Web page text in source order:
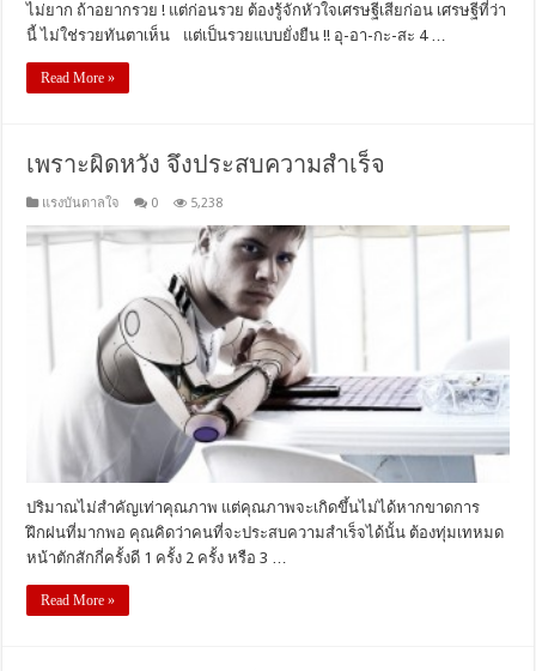
ไม่ยาก ถ้าอยากรวย ! แต่ก่อนรวย ต้องรู้จักหัวใจเศรษฐีเสียก่อน เศรษฐีที่ว่า
นี้ ไม่ใช่รวยทันตาเห็น แต่เป็นรวยแบบยั่งยืน !! อุ-อา-กะ-สะ 4 …
Read More »
เพราะผิดหวัง จึงประสบความสำเร็จ
แรงบันดาลใจ 0 5,238
ปริมาณไม่สำคัญเท่าคุณภาพ แต่คุณภาพจะเกิดขึ้นไม่ได้หากขาดการ
ฝึกฝนที่มากพอ คุณคิดว่าคนที่จะประสบความสำเร็จได้นั้น ต้องทุ่มเทหมด
หน้าตักสักกี่ครั้งดี 1 ครั้ง 2 ครั้ง หรือ 3 …
Read More »